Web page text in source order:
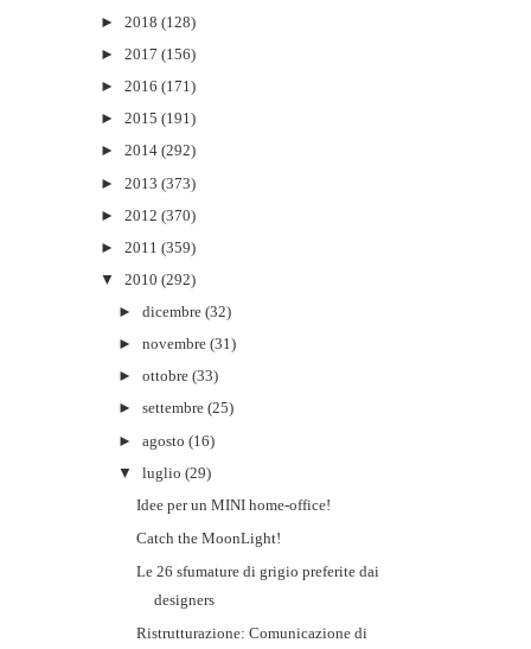
► 2018 (128)
► 2017 (156)
► 2016 (171)
► 2015 (191)
► 2014 (292)
► 2013 (373)
► 2012 (370)
► 2011 (359)
▼
2010 (292)
►dicembre (32)
►novembre (31)
►ottobre (33)
►settembre (25)
►agosto (16)
▼
luglio (29)
Idee per un MINI home-office!
Catch the MoonLight!
Le 26 sfumature di grigio preferite dai
designers
Ristrutturazione: Comunicazione di